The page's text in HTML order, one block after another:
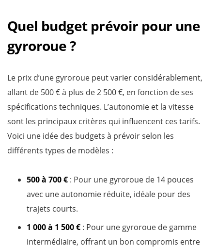
Quel budget prévoir pour une
gyroroue ?
Le prix d’une gyroroue peut varier considérablement,
allant de 500 € à plus de 2 500 €, en fonction de ses
spécifications techniques. L’autonomie et la vitesse
sont les principaux critères qui influencent ces tarifs.
Voici une idée des budgets à prévoir selon les
différents types de modèles :
500 à 700 € : Pour une gyroroue de 14 pouces
avec une autonomie réduite, idéale pour des
trajets courts.
1 000 à 1 500 € : Pour une gyroroue de gamme
intermédiaire, offrant un bon compromis entre